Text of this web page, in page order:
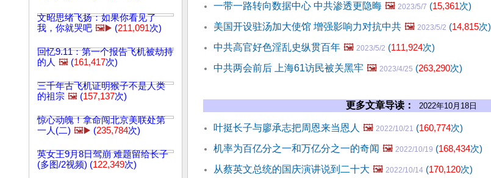
文昭思绪飞扬：如果你看见了
我，你就哭吧 🖼️▶️ (211,091次)
回忆9.11：第一个报告飞机被劫持
的人 🖼️ (161,417次)
三千年古飞机证明猴子不是人类
的祖宗 🖼️ (157,137次)
惊心动魄！拿命闯北京美联处第
一人(二) 🖼️▶️ (235,784次)
英女王9月8日驾崩 难题留给长子
(多图/2视频) (122,349次)
一带一路转向数据中心 中共渗透更隐晦 🖼️ 2023/5/7 (15,361次)
美国开设驻汤加大使馆 增强影响力对抗中共 🖼️ 2023/5/2 (14,815次)
中共高官好色淫乱史纵贯百年 🖼️ 2023/5/2 (111,924次)
中共两会前后 上海61访民被关黑牢 🖼️ 2023/4/25 (263,290次)
更多文章导读： 2022年10月18日
叶挺长子与廖承志把周恩来当恩人 🖼️ 2022/10/21 (160,774次)
机率为百亿分之一和万亿分之一的奇闻 🖼️ 2022/10/19 (168,434次)
从蔡英文总统的国庆演讲说到二十大 🖼️ 2022/10/14 (170,120次)